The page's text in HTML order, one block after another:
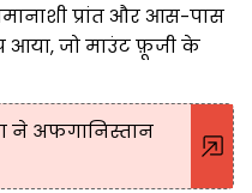
प्रांत और आस-पास
आया, जो माउंट फ़ूजी के
ने अफगानिस्तान